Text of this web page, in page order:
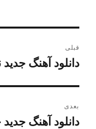
نوشته
قبلی
نوشته
دانلود آهنگ جدید
بعدی
نوشته
دانلود آهنگ